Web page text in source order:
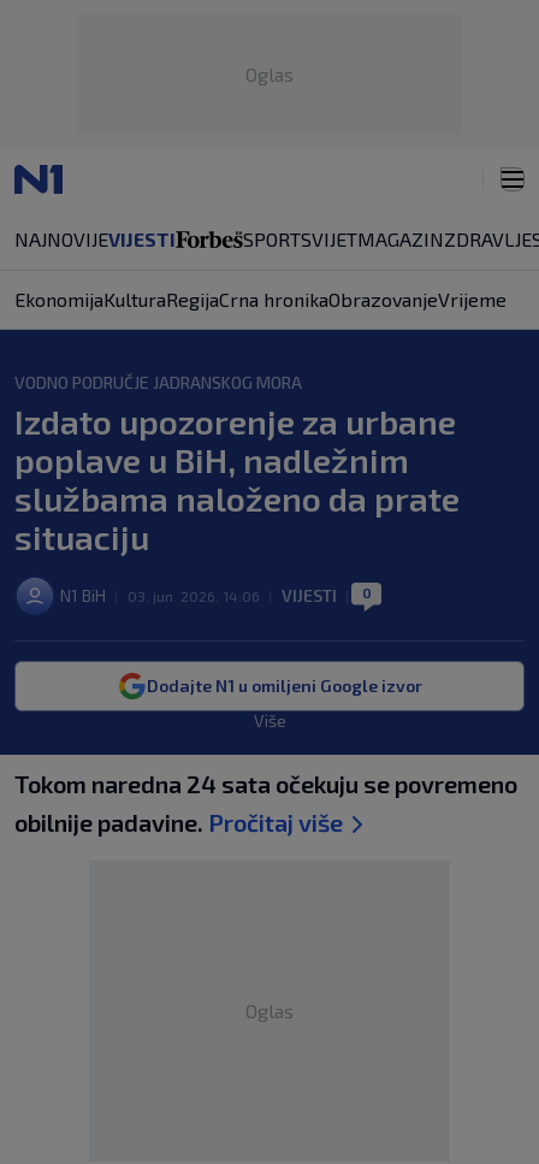
Oglas
NAJNOVIJEVIJESTI SPORTSVIJETMAGAZINZDRAVLJE
EkonomijaKulturaRegijaCrna hronikaObrazovanjeVrijeme
VODNO PODRUČJE JADRANSKOG MORA
Izdato upozorenje za urbane
poplave u BiH, nadležnim
službama naloženo da prate
situaciju
N1 BiH 03. jun. 2026. 14:06 VIJESTI 0
Dodajte N1 u omiljeni Google izvor
Više
Tokom naredna 24 sata očekuju se povremeno
obilnije padavine. Pročitaj više
Oglas